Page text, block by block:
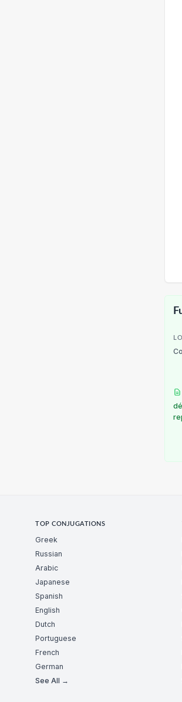
TOP CONJUGATIONS
Greek
Russian
Arabic
Japanese
Spanish
English
Dutch
Portuguese
French
German
See All →